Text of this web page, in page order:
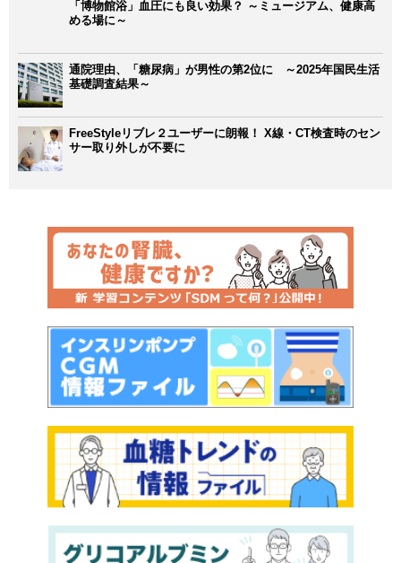
「博物館浴」血圧にも良い効果？ ～ミュージアム、健康高
める場に～
通院理由、「糖尿病」が男性の第2位に ～2025年国民生活
基礎調査結果～
FreeStyleリブレ２ユーザーに朗報！ X線・CT検査時のセン
サー取り外しが不要に